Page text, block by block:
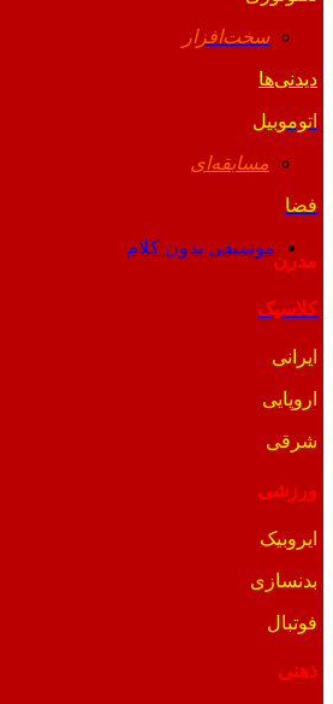
سخت‌افزار
دیدنی‌ها
اتوموبیل
مسابقه‌ای
فضا
موسیقی بدون کلام
مدرن
کلاسیک
ایرانی
اروپایی
شرقی
ورزشی
ایروبیک
بدنسازی
فوتبال
ذهنی